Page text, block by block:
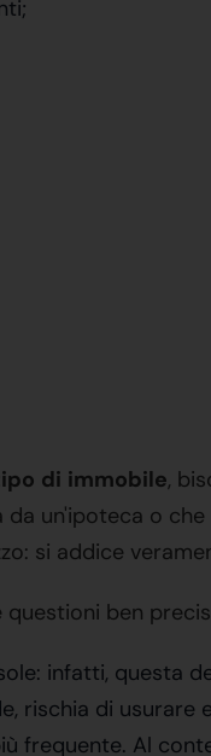
di immobile,
da un'ipoteca o
si addice
ben
infatti, questa
rischia di
frequente. Al